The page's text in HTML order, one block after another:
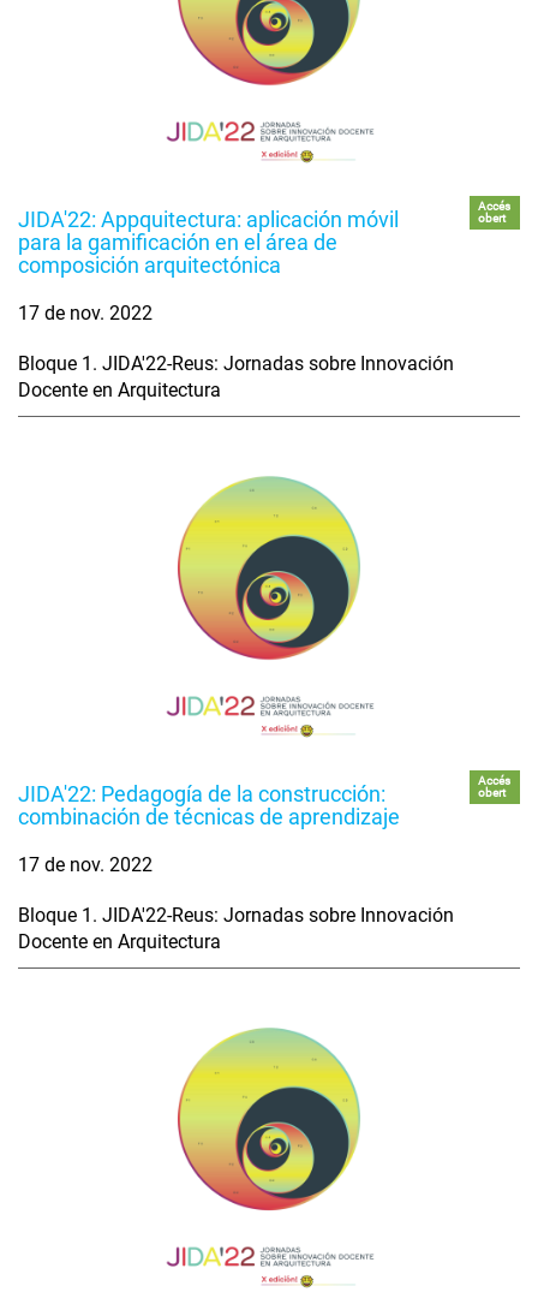
JIDA'22: Appquitectura: aplicación móvil
para la gamificación en el área de
composición arquitectónica
Accés
obert
17 de nov. 2022
Bloque 1. JIDA'22-Reus: Jornadas sobre Innovación
Docente en Arquitectura
JIDA'22: Pedagogía de la construcción:
combinación de técnicas de aprendizaje
Accés
obert
17 de nov. 2022
Bloque 1. JIDA'22-Reus: Jornadas sobre Innovación
Docente en Arquitectura